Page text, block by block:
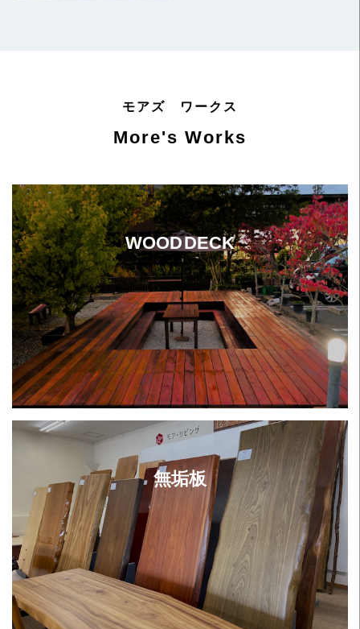
モアズ ワークス
More's Works
WOOD DECK
無垢板